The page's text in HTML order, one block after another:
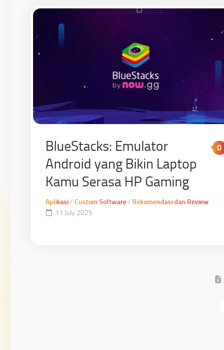
BlueStacks: Emulator
Android yang Bikin Laptop
Kamu Serasa HP Gaming
0
Aplikasi/ Custom Software/ Rekomendasi dan Review
11 July 2025